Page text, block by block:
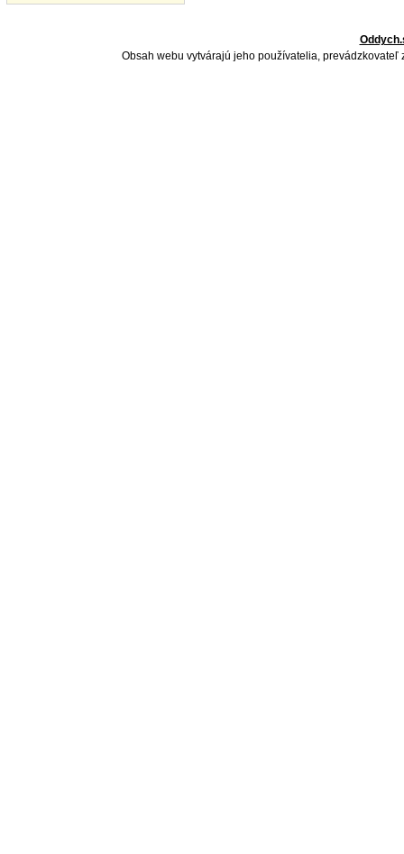
Obsah webu vytvárajú jeho používatelia,